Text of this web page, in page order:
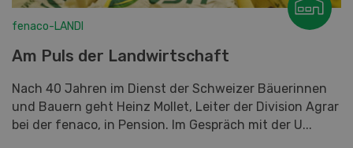
fenaco-LANDI
Am Puls der Landwirtschaft
Nach 40 Jahren im Dienst der Schweizer Bäuerinnen
und Bauern geht Heinz Mollet, Leiter der Division Agrar
bei der fenaco, in Pension. Im Gespräch mit der U...